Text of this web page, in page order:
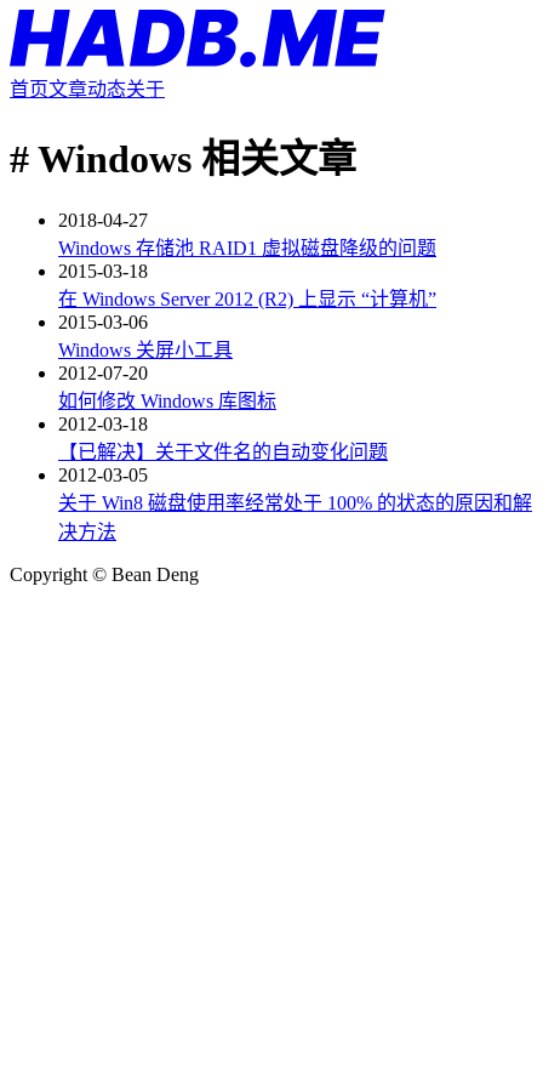
首页文章动态关于
#Windows 相关文章
2018-04-27
Windows 存储池 RAID1 虚拟磁盘降级的问题
2015-03-18
在 Windows Server 2012 (R2) 上显示 “计算机”
2015-03-06
Windows 关屏小工具
2012-07-20
如何修改 Windows 库图标
2012-03-18
【已解决】关于文件名的自动变化问题
2012-03-05
关于 Win8 磁盘使用率经常处于 100% 的状态的原因和解
决方法
Copyright © Bean Deng